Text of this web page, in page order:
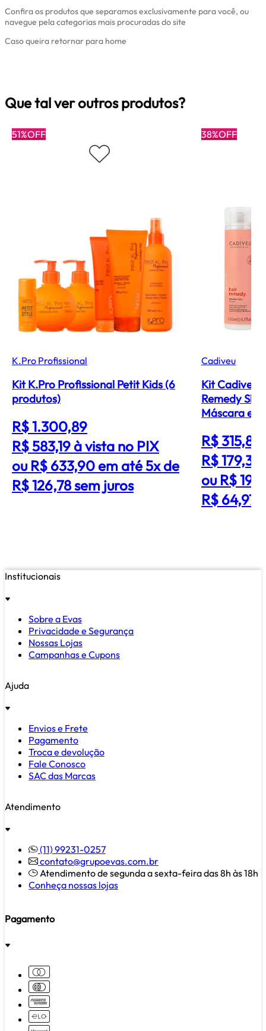
Confira os produtos que separamos exclusivamente para você, ou
navegue pela categorias mais procuradas do site
Caso queira retornar para home
Que tal ver outros produtos?
51%OFF
K.Pro Profissional
Kit K.Pro Profissional Petit Kids (6
produtos)
R$ 1.300,89
R$ 583,19à vista no PIX
ou R$ 633,90 em até 5x de
R$ 126,78 sem juros
38%OFF
Cadiveu
Kit Cadiveu
Remedy
Máscara e
R$ 315,89
R$ 179,31
ou R$
R$ 64,97
Institucionais
Sobre a Evas
Privacidade e Segurança
Nossas Lojas
Campanhas e Cupons
Ajuda
Envios e Frete
Pagamento
Troca e devolução
Fale Conosco
SAC das Marcas
Atendimento
(11) 99231-0257
contato@grupoevas.com.br
Atendimento de segunda a sexta-feira das 8h às 18h
Conheça nossas lojas
Pagamento